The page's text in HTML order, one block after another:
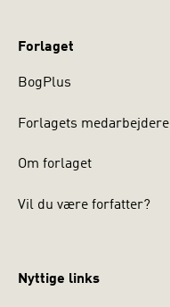
Forlaget
BogPlus
Forlagets medarbejdere
Om forlaget
Vil du være forfatter?
Nyttige links